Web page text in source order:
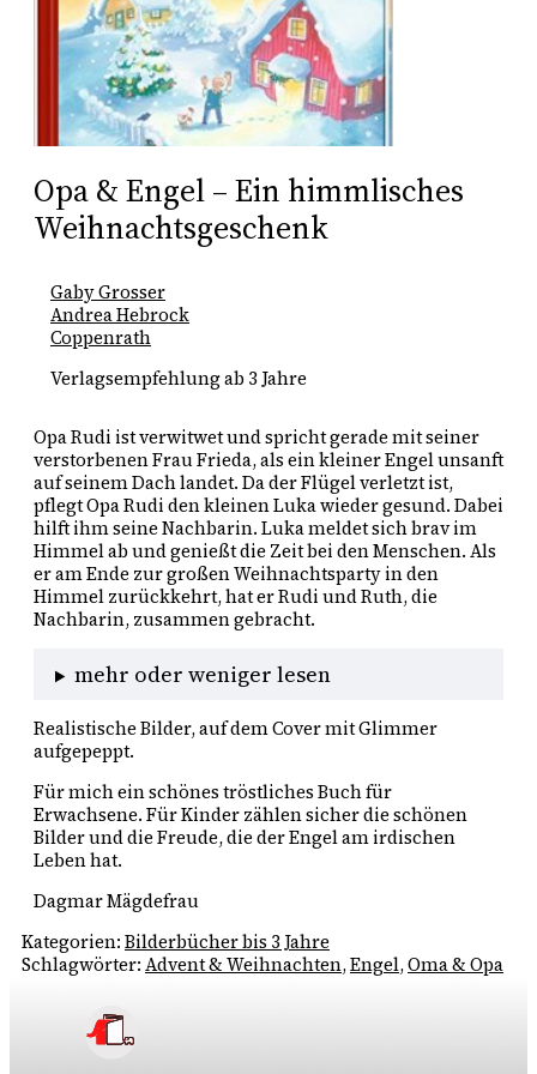
Opa & Engel – Ein himmlisches
Weihnachtsgeschenk
Gaby Grosser
Andrea Hebrock
Coppenrath
Verlagsempfehlung ab 3 Jahre
Opa Rudi ist verwitwet und spricht gerade mit seiner
verstorbenen Frau Frieda, als ein kleiner Engel unsanft
auf seinem Dach landet. Da der Flügel verletzt ist,
pflegt Opa Rudi den kleinen Luka wieder gesund. Dabei
hilft ihm seine Nachbarin. Luka meldet sich brav im
Himmel ab und genießt die Zeit bei den Menschen. Als
er am Ende zur großen Weihnachtsparty in den
Himmel zurückkehrt, hat er Rudi und Ruth, die
Nachbarin, zusammen gebracht.
mehr oder weniger lesen
Realistische Bilder, auf dem Cover mit Glimmer
aufgepeppt.
Für mich ein schönes tröstliches Buch für
Erwachsene. Für Kinder zählen sicher die schönen
Bilder und die Freude, die der Engel am irdischen
Leben hat.
Dagmar Mägdefrau
Kategorien: Bilderbücher bis 3 Jahre
Schlagwörter: Advent & Weihnachten, Engel, Oma & Opa